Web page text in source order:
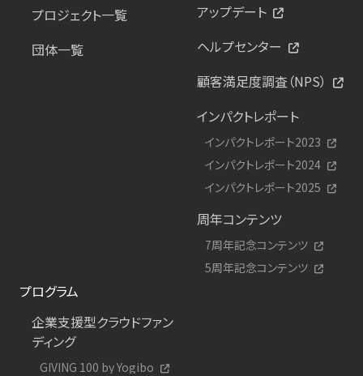
プロジェクト一覧
団体一覧
アップデート
ヘルプセンター
顧客満足度調査（NPS）
インパクトレポート
インパクトレポート2023
インパクトレポート2024
インパクトレポート2025
周年コンテンツ
7周年記念コンテンツ
5周年記念コンテンツ
プログラム
企業支援型クラウドファン
ディング
GIVING 100 by Yogibo